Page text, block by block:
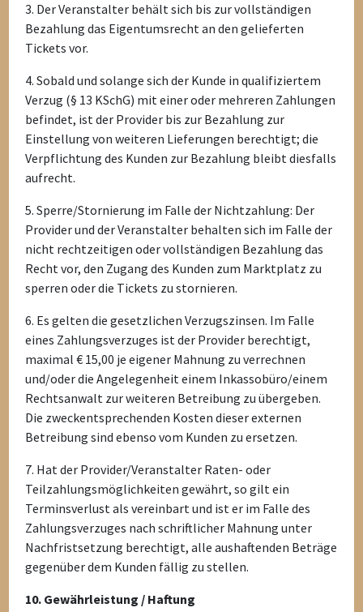
3. Der Veranstalter behält sich bis zur vollständigen
Bezahlung das Eigentumsrecht an den gelieferten
Tickets vor.
4. Sobald und solange sich der Kunde in qualifiziertem
Verzug (§ 13 KSchG) mit einer oder mehreren Zahlungen
befindet, ist der Provider bis zur Bezahlung zur
Einstellung von weiteren Lieferungen berechtigt; die
Verpflichtung des Kunden zur Bezahlung bleibt diesfalls
aufrecht.
5. Sperre/Stornierung im Falle der Nichtzahlung: Der
Provider und der Veranstalter behalten sich im Falle der
nicht rechtzeitigen oder vollständigen Bezahlung das
Recht vor, den Zugang des Kunden zum Marktplatz zu
sperren oder die Tickets zu stornieren.
6. Es gelten die gesetzlichen Verzugszinsen. Im Falle
eines Zahlungsverzuges ist der Provider berechtigt,
maximal € 15,00 je eigener Mahnung zu verrechnen
und/oder die Angelegenheit einem Inkassobüro/einem
Rechtsanwalt zur weiteren Betreibung zu übergeben.
Die zweckentsprechenden Kosten dieser externen
Betreibung sind ebenso vom Kunden zu ersetzen.
7. Hat der Provider/Veranstalter Raten- oder
Teilzahlungsmöglichkeiten gewährt, so gilt ein
Terminsverlust als vereinbart und ist er im Falle des
Zahlungsverzuges nach schriftlicher Mahnung unter
Nachfristsetzung berechtigt, alle aushaftenden Beträge
gegenüber dem Kunden fällig zu stellen.
10. Gewährleistung / Haftung